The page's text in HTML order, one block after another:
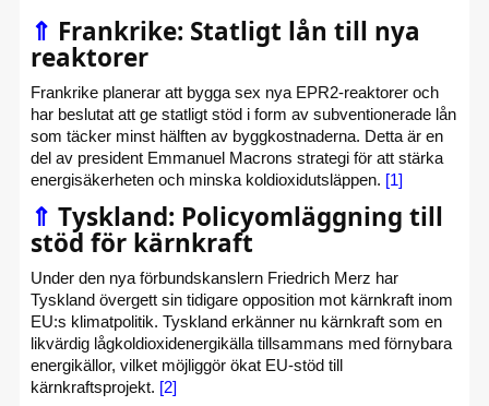
⇑ Frankrike: Statligt lån till nya
reaktorer
Frankrike planerar att bygga sex nya EPR2-reaktorer och
har beslutat att ge statligt stöd i form av subventionerade lån
som täcker minst hälften av byggkostnaderna. Detta är en
del av president Emmanuel Macrons strategi för att stärka
energisäkerheten och minska koldioxidutsläppen. [1]
⇑ Tyskland: Policyomläggning till
stöd för kärnkraft
Under den nya förbundskanslern Friedrich Merz har
Tyskland övergett sin tidigare opposition mot kärnkraft inom
EU:s klimatpolitik. Tyskland erkänner nu kärnkraft som en
likvärdig lågkoldioxidenergikälla tillsammans med förnybara
energikällor, vilket möjliggör ökat EU-stöd till
kärnkraftsprojekt. [2]